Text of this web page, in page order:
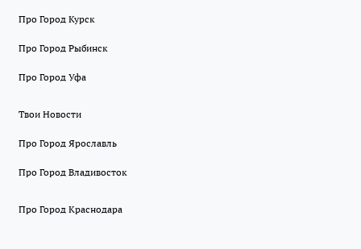
Про Город Курск
Про Город Рыбинск
Про Город Уфа
Твои Новости
Про Город Ярославль
Про Город Владивосток
Про Город Краснодара